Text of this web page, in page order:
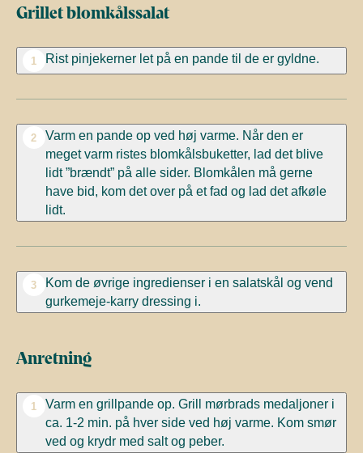
Grillet blomkålssalat
1 Rist pinjekerner let på en pande til de er gyldne.
2
Varm en pande op ved høj varme. Når den er
meget varm ristes blomkålsbuketter, lad det blive
lidt ”brændt” på alle sider. Blomkålen må gerne
have bid, kom det over på et fad og lad det afkøle
lidt.
3
Kom de øvrige ingredienser i en salatskål og vend
gurkemeje-karry dressing i.
Anretning
1
Varm en grillpande op. Grill mørbrads medaljoner i
ca. 1-2 min. på hver side ved høj varme. Kom smør
ved og krydr med salt og peber.